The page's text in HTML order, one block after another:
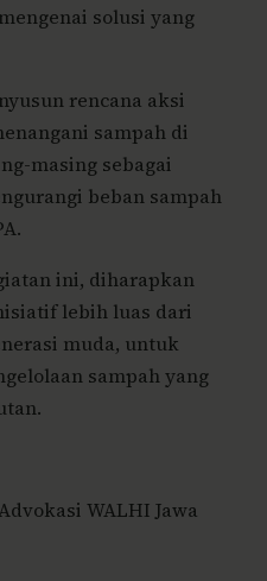
solusi yang
rencana aksi
sampah di
masing sebagai
beban sampah
ini, diharapkan
lebih luas dari
muda, untuk
sampah yang
WALHI Jawa